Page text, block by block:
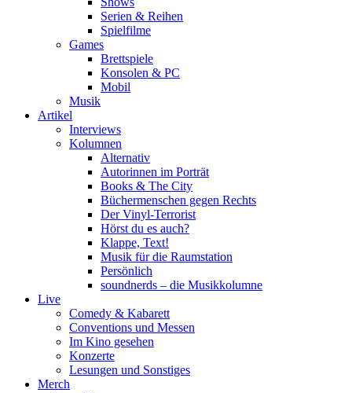
Serien & Reihen
Spielfilme
Games
Brettspiele
Konsolen & PC
Mobil
Musik
Artikel
Interviews
Kolumnen
Alternativ
Autorinnen im Porträt
Books & The City
Büchermenschen gegen Rechts
Der Vinyl-Terrorist
Hörst du es auch?
Klappe, Text!
Musik für die Raumstation
Persönlich
soundnerds – die Musikkolumne
Live
Comedy & Kabarett
Conventions und Messen
Im Kino gesehen
Konzerte
Lesungen und Sonstiges
Merch